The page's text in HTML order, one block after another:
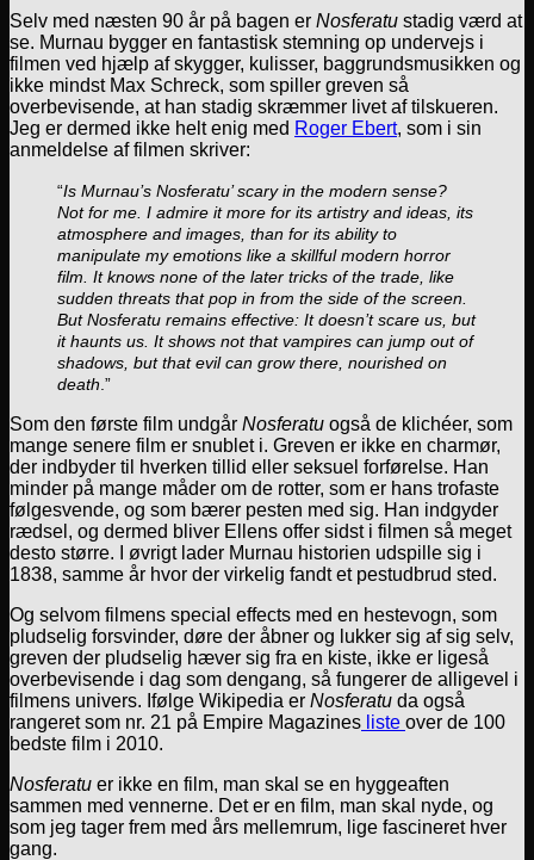
Selv med næsten 90 år på bagen er Nosferatu stadig værd at
se. Murnau bygger en fantastisk stemning op undervejs i
filmen ved hjælp af skygger, kulisser, baggrundsmusikken og
ikke mindst Max Schreck, som spiller greven så
overbevisende, at han stadig skræmmer livet af tilskueren.
Jeg er dermed ikke helt enig med Roger Ebert, som i sin
anmeldelse af filmen skriver:
“Is Murnau’s Nosferatu’ scary in the modern sense?
Not for me. I admire it more for its artistry and ideas, its
atmosphere and images, than for its ability to
manipulate my emotions like a skillful modern horror
film. It knows none of the later tricks of the trade, like
sudden threats that pop in from the side of the screen.
But Nosferatu remains effective: It doesn’t scare us, but
it haunts us. It shows not that vampires can jump out of
shadows, but that evil can grow there, nourished on
death .”
Som den første film undgår Nosferatu også de klichéer, som
mange senere film er snublet i. Greven er ikke en charmør,
der indbyder til hverken tillid eller seksuel forførelse. Han
minder på mange måder om de rotter, som er hans trofaste
følgesvende, og som bærer pesten med sig. Han indgyder
rædsel, og dermed bliver Ellens offer sidst i filmen så meget
desto større. I øvrigt lader Murnau historien udspille sig i
1838, samme år hvor der virkelig fandt et pestudbrud sted.
Og selvom filmens special effects med en hestevogn, som
pludselig forsvinder, døre der åbner og lukker sig af sig selv,
greven der pludselig hæver sig fra en kiste, ikke er ligeså
overbevisende i dag som dengang, så fungerer de alligevel i
filmens univers. Ifølge Wikipedia er Nosferatu da også
rangeret som nr. 21 på Empire Magazines liste over de 100
bedste film i 2010.
Nosferatu er ikke en film, man skal se en hyggeaften
sammen med vennerne. Det er en film, man skal nyde, og
som jeg tager frem med års mellemrum, lige fascineret hver
gang.